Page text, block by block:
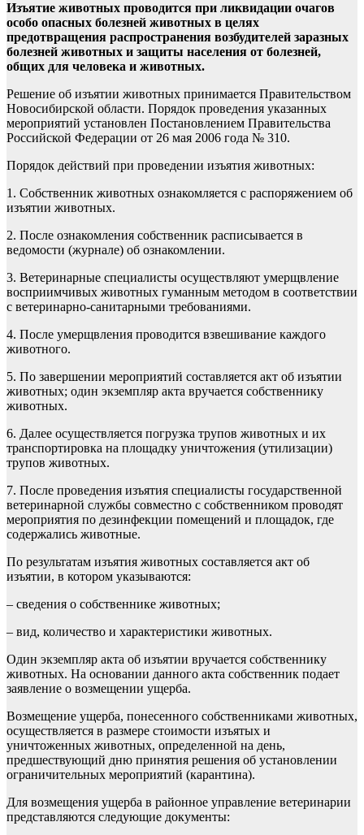
Изъятие животных проводится при ликвидации очагов
особо опасных болезней животных в целях
предотвращения распространения возбудителей заразных
болезней животных и защиты населения от болезней,
общих для человека и животных.
Решение об изъятии животных принимается Правительством
Новосибирской области. Порядок проведения указанных
мероприятий установлен Постановлением Правительства
Российской Федерации от 26 мая 2006 года № 310.
Порядок действий при проведении изъятия животных:
1. Собственник животных ознакомляется с распоряжением об
изъятии животных.
2. После ознакомления собственник расписывается в
ведомости (журнале) об ознакомлении.
3. Ветеринарные специалисты осуществляют умерщвление
восприимчивых животных гуманным методом в соответствии
с ветеринарно-санитарными требованиями.
4. После умерщвления проводится взвешивание каждого
животного.
5. По завершении мероприятий составляется акт об изъятии
животных; один экземпляр акта вручается собственнику
животных.
6. Далее осуществляется погрузка трупов животных и их
транспортировка на площадку уничтожения (утилизации)
трупов животных.
7. После проведения изъятия специалисты государственной
ветеринарной службы совместно с собственником проводят
мероприятия по дезинфекции помещений и площадок, где
содержались животные.
По результатам изъятия животных составляется акт об
изъятии, в котором указываются:
– сведения о собственнике животных;
– вид, количество и характеристики животных.
Один экземпляр акта об изъятии вручается собственнику
животных. На основании данного акта собственник подает
заявление о возмещении ущерба.
Возмещение ущерба, понесенного собственниками животных,
осуществляется в размере стоимости изъятых и
уничтоженных животных, определенной на день,
предшествующий дню принятия решения об установлении
ограничительных мероприятий (карантина).
Для возмещения ущерба в районное управление ветеринарии
представляются следующие документы: